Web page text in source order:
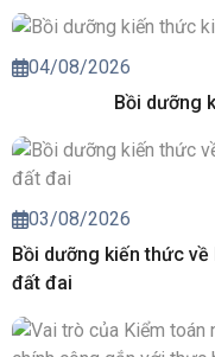
04/08/2026
Bồi dưỡng
03/08/2026
Bồi dưỡng kiến thức
đất đai